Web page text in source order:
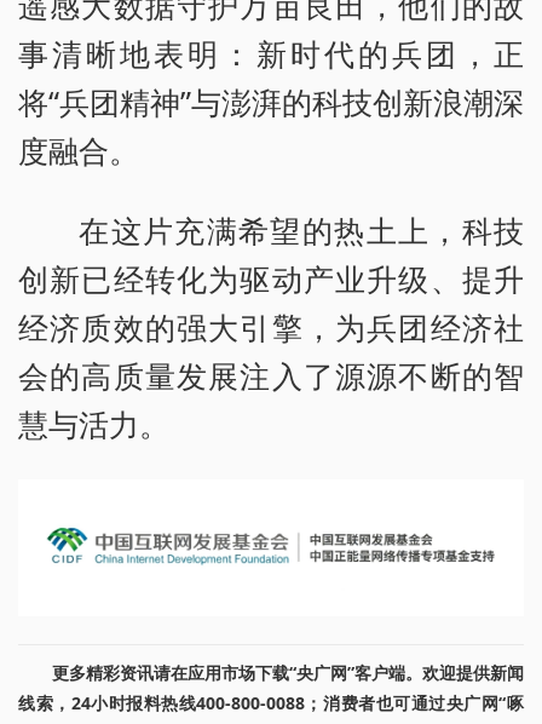
事清晰地表明：新时代的兵团，正
将“兵团精神”与澎湃的科技创新浪潮深
度融合。
在这片充满希望的热土上，科技
创新已经转化为驱动产业升级、提升
经济质效的强大引擎，为兵团经济社
会的高质量发展注入了源源不断的智
慧与活力。
更多精彩资讯请在应用市场下载“央广网”客户端。欢迎提供新闻
线索，24小时报料热线400-800-0088；消费者也可通过央广网“啄